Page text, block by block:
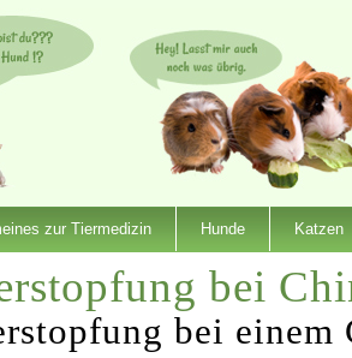
zur Tiermedizin Hunde Katzen
bei
bei